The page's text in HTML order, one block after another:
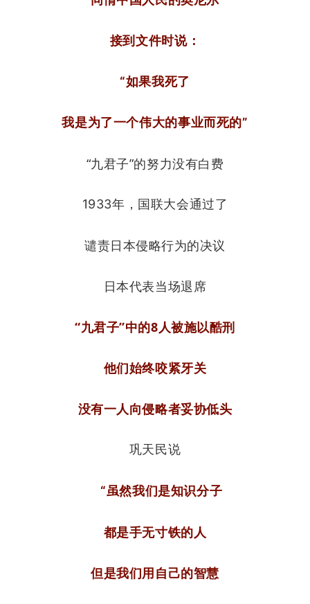
接到文件时说：
“如果我死了
我是为了一个伟大的事业而死的”
“九君子”的努力没有白费
1933年，国联大会通过了
谴责日本侵略行为的决议
日本代表当场退席
“九君子”中的8人被施以酷刑
他们始终咬紧牙关
没有一人向侵略者妥协低头
巩天民说
“虽然我们是知识分子
都是手无寸铁的人
但是我们用自己的智慧